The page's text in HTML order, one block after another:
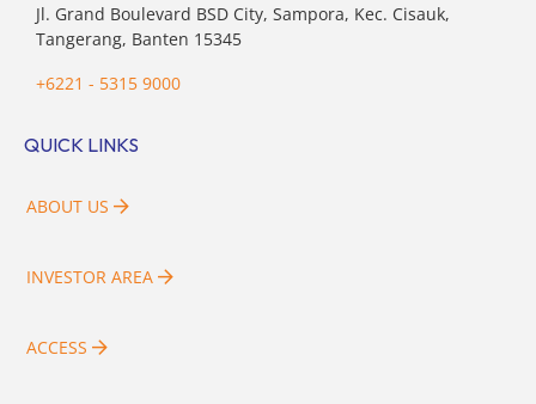
Jl. Grand Boulevard BSD City, Sampora, Kec. Cisauk,
Tangerang, Banten 15345
+6221 - 5315 9000
QUICK LINKS
ABOUT US
INVESTOR AREA
ACCESS